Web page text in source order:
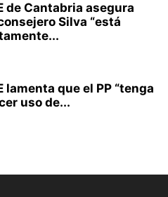
de Cantabria asegura
Silva “está
lamenta que el PP “tenga
uso de...